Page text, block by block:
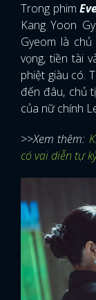
Trong phim
Kang Yoon
Gyeom là
vọng, tiền tài
phiệt giàu có.
đến đâu, chủ
của nữ chính
>>Xem thêm:
có vai diễn tự